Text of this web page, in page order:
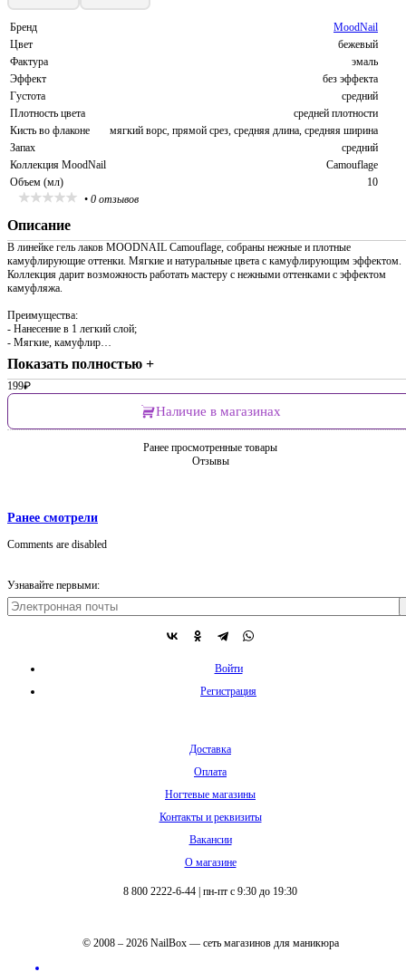
Бренд
MoodNail
Цвет
бежевый
Фактура
эмаль
Эффект
без эффекта
Густота
средний
Плотность цвета
средней плотности
Кисть во флаконе
мягкий ворс, прямой срез, средняя длина, средняя ширина
Запах
средний
Коллекция MoodNail
Camouflage
Объем (мл)
10
• 0 отзывов
Описание
В линейке гель лаков MOODNAIL Camouflage, собраны нежные и плотные
камуфлирующие оттенки. Мягкие и натуральные цвета с камуфлирующим эффектом.
Коллекция дарит возможность работать мастеру с нежными оттенками с эффектом
камуфляжа.
Преимущества:
- Нанесение в 1 легкий слой;
- Мягкие, камуфлир…
Показать полностью +
199₽
Наличие в магазинах
Ранее просмотренные товары
Отзывы
Ранее смотрели
Comments are disabled
Узнавайте первыми:
Войти
Регистрация
Доставка
Оплата
Ногтевые магазины
Контакты и реквизиты
Вакансии
О магазине
8 800 2222-6-44 пн-пт с 9:30 до 19:30
© 2008 – 2026 NailBox — сеть магазинов для маникюра